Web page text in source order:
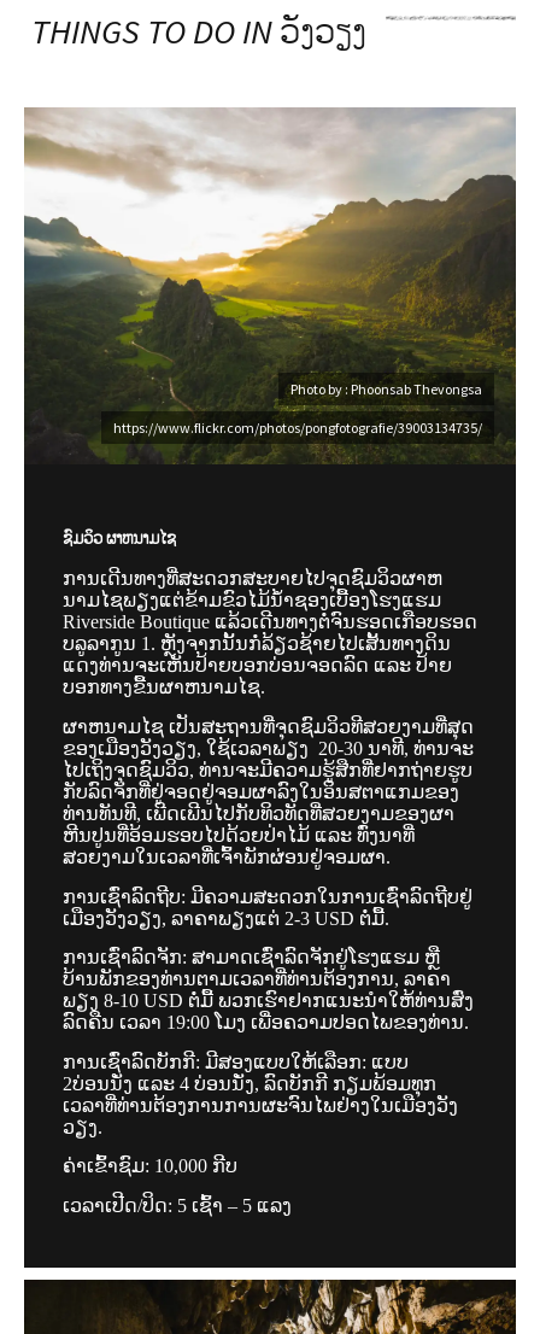
THINGS TO DO INວັງວຽງ
Photo by : Phoonsab Thevongsa
https://www.flickr.com/photos/pongfotografie/39003134735/
ຊົມວິວ ຜາຫນາມໄຊ
ການເດີນທາງທີ່ສະດວກສະບາຍໄປຈຸດຊົມວິວຜາຫ
ນາມໄຊພຽງແຕ່ຂ້າມຂົວໄມ້ນ້ຳຊອງເບື້ອງໂຮງແຮມ
Riverside Boutique ແລ້ວເດີນທາງຕໍ່ຈົນຮອດເກືອບຮອດ
ບລູລາກູນ 1. ຫຼັງຈາກນັ້ນກໍ່ລ້ຽວຊ້າຍໄປເສັ້ນທາງດິນ
ແດງທ່ານຈະເຫັນປ້າຍບອກບ່ອນຈອດລົດ ແລະ ປ້າຍ
ບອກທາງຂື້ນຜາຫນາມໄຊ.
ຜາຫນາມໄຊ ເປັນສະຖານທີ່ຈຸດຊົມວິວທີສວຍງາມທີ່ສຸດ
ຂອງເມືອງວັງວຽງ, ໃຊ້ເວລາພຽງ 20-30 ນາທີ, ທ່ານຈະ
ໄປເຖິງຈຸດຊົມວິວ, ທ່ານຈະມີຄວາມຮູ້ສືກທີ່ຢາກຖ່າຍຮູບ
ກັບລົດຈັກທີ່ຢູ່ຈອດຢູ່ຈອມຜາລົງໃນອິນສຕາແກມຂອງ
ທ່ານທັນທີ, ເພີດເພີນໄປກັບທິວທັດທີ່ສວຍງາມຂອງຜາ
ຫີນປູນທີ່ອ້ອມຮອບໄປດ້ວຍປ່າໄມ້ ແລະ ທົ່ງນາທີ່
ສວຍງາມໃນເວລາທີ່່ເຈົ້າພັກຜ່ອນຢູ່ຈອມຜາ.
ການເຊົ່າລົດຖີບ: ມີຄວາມສະດວກໃນການເຊົ່າລົດຖີບຢູ່
ເມືອງວັງວຽງ, ລາຄາພຽງແຕ່ 2-3 USD ຕໍ່ມື້.
ການເຊົ່າລົດຈັກ: ສາມາດເຊົ່າລົດຈັກຢູ່ໂຮງແຮມ ຫຼື
ບ້ານພັກຂອງທ່ານຕາມເວລາທີ່ທ່ານຕ້ອງການ, ລາຄາ
ພຽງ 8-10 USD ຕໍ່ມື້ ພວກເຮົາຢາກແນະນຳໃຫ້ທ່ານສົ່ງ
ລົດຄືນ ເວລາ 19:00 ໂມງ ເພື່ອຄວາມປອດໄພຂອງທ່ານ.
ການເຊົ່າລົດບັກກີ: ມີສອງແບບໃຫ້ເລືອກ: ແບບ
2ບ່ອນນັ່ງ ແລະ 4 ບ່ອນນັ່ງ, ລົດບັກກີ ກຽມພ້ອມທຸກ
ເວລາທີ່ທ່ານຕ້ອງການການຜະຈົນໄພຢ່າງໃນເມືອງວັງ
ວຽງ.
ຄ່າເຂົ້າຊົມ: 10,000 ກີບ
ເວລາເປີດ/ປິດ: 5 ເຊົ້າ – 5 ແລງ